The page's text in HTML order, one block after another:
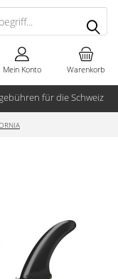
für die Schweiz
Warenkorb
Mein Konto